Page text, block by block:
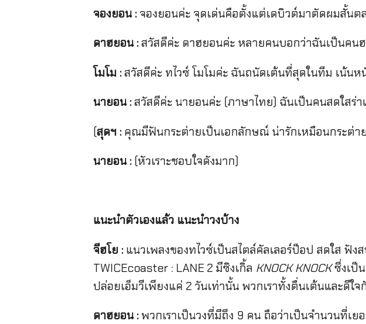
จองยอน :จองยอนค่ะ จุดเด่นคือตั้งแต่เดบิวต์มาตัดผมสั้น
ดาฮยอน :สวัสดีค่ะ ดาฮยอนค่ะ หลายคนบอกว่าฉันเป็นคน
โมโม :สวัสดีค่ะ ทไวซ์ โมโมค่ะ ฉันถนัดเต้นที่สุดในทีม เน้นห
นายอน :สวัสดีค่ะ นายอนค่ะ (ภาษาไทย) ฉันเป็นคนสดใสร่า
(สุดฯ :คุณมีฟันกระต่ายเป็นเอกลักษณ์ น่ารักเหมือนกระต่า
นายอน :(หัวเราะชอบใจดังมาก)
แนะนำตัวเองแล้ว แนะนำวงบ้าง
จีฮโย :แนวเพลงของทไวซ์เป็นสไตล์คัลเลอร์ป็อป สดใส ฟั
TWICEcoaster : LANE 2 มีซิงเกิ้ล KNOCK KNOCKซึ่งเป็
ปล่อยเอ็มวีเพียงแค่ 2 วันเท่านั้น พวกเราทั้งตื่นเต้นและดีใ
ดาฮยอน :พวกเราเป็นวงที่มีถึง 9 คน ถือว่าเป็นจำนวนที่เ